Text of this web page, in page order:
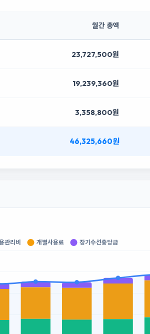
월간 총액
23,727,500원
19,239,360원
3,358,800원
46,325,660원